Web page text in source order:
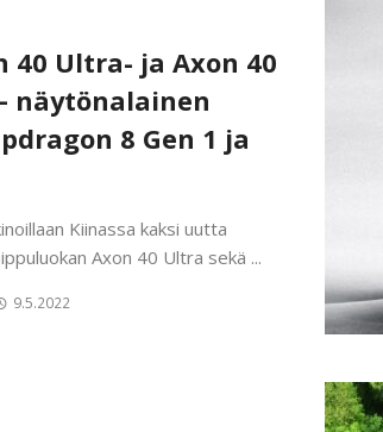
40 Ultra- ja Axon 40
näytönalainen
8 Gen 1 ja
Kiinassa kaksi uutta
Axon 40 Ultra sekä ...
9.5.2022